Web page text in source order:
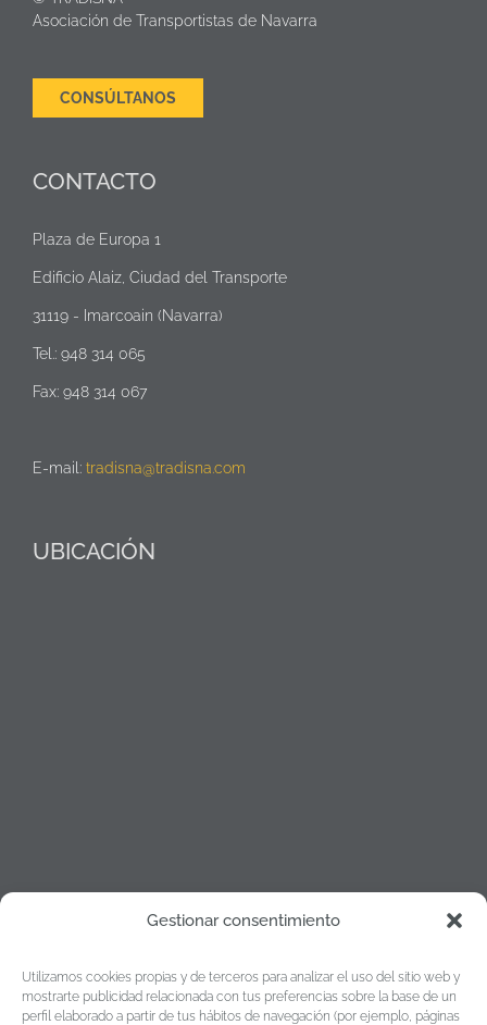
Gestionar consentimiento
Utilizamos cookies propias y de terceros para analizar el uso del sitio web y
mostrarte publicidad relacionada con tus preferencias sobre la base de un
perfil elaborado a partir de tus hábitos de navegación (por ejemplo, páginas
Asociación de Transportistas de Navarra
CONSÚLTANOS
CONTACTO
Plaza de Europa 1
Edificio Alaiz, Ciudad del Transporte
31119 - Imarcoain (Navarra)
Tel.: 948 314 065
Fax: 948 314 067
E-mail: tradisna@tradisna.com
UBICACIÓN
Política de Privacidad